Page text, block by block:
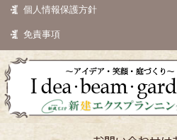
個人情報保護方針
免責事項